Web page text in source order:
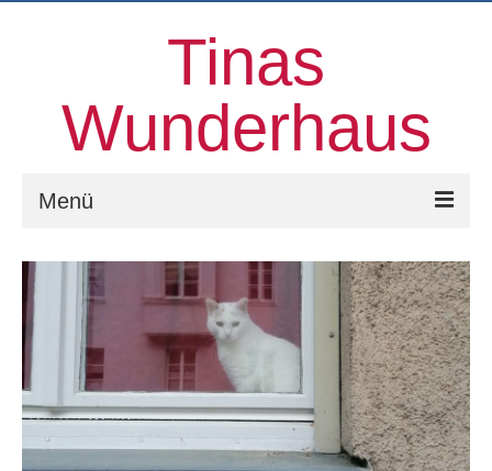
Tinas
Wunderhaus
Menü
Willkommen
Kinesiologie
Familienaufstellungen und mehr
Prozessorientierter Aufstellungstag